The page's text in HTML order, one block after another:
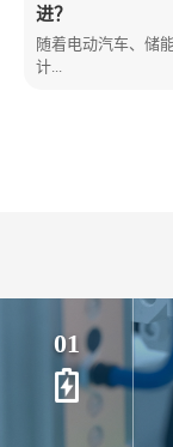
进？
随着电动汽车、储
计...
01